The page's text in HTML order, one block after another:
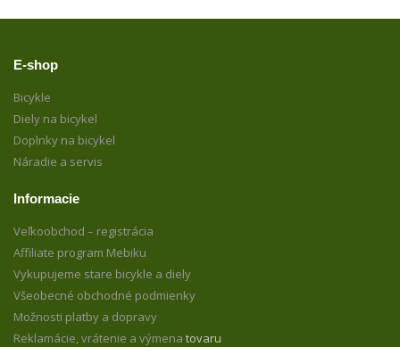
E-shop
Bicykle
Diely na bicykel
Doplnky na bicykel
Náradie a servis
Informacie
Veľkoobchod – registrácia
Affiliate program Mebiku
Vykupujeme stare bicykle a diely
Všeobecné obchodné podmienky
Možnosti platby a dopravy
Reklamácie, vrátenie a výmena tovaru